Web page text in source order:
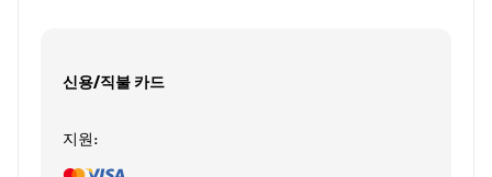
신용/직불 카드
지원: